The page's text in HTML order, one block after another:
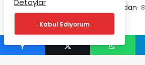
Müştehir Karakaya tarafından
Detaylar
Kabul Ediyorum